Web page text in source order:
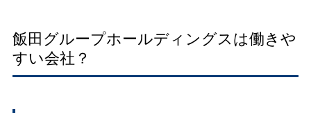
飯田グループホールディングスは働きや
すい会社？